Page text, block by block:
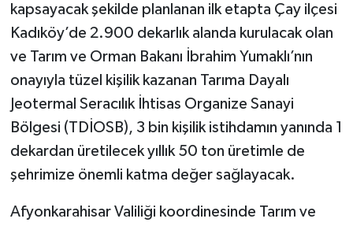
kapsayacak şekilde planlanan ilk etapta Çay ilçesi
Kadıköy’de 2.900 dekarlık alanda kurulacak olan
ve Tarım ve Orman Bakanı İbrahim Yumaklı’nın
onayıyla tüzel kişilik kazanan Tarıma Dayalı
Jeotermal Seracılık İhtisas Organize Sanayi
Bölgesi (TDİOSB), 3 bin kişilik istihdamın yanında 1
dekardan üretilecek yıllık 50 ton üretimle de
şehrimize önemli katma değer sağlayacak.
Afyonkarahisar Valiliği koordinesinde Tarım ve